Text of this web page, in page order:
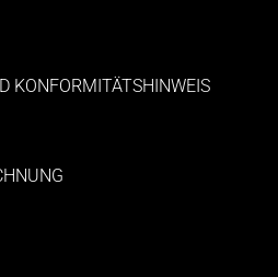
KONFORMITÄTSHINWEIS